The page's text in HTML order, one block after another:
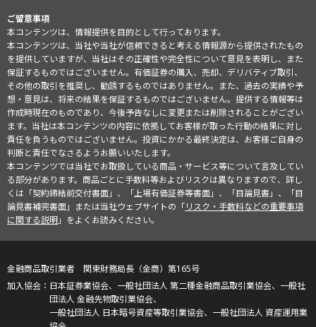
ご留意事項
本コンテンツは、情報提供を目的として行っております。
本コンテンツは、当社や当社が信頼できると考える情報源から提供されたもの
を提供していますが、当社はその正確性や完全性について意見を表明し、また
保証するものではございません。有価証券の購入、売却、デリバティブ取引、
その他の取引を推奨し、勧誘するものではありません。また、過去の実績や予
想・意見は、将来の結果を保証するものではございません。提供する情報等は
作成時現在のものであり、今後予告なしに変更または削除されることがござい
ます。当社は本コンテンツの内容に依拠してお客様が取った行動の結果に対し
責任を負うものではございません。投資にかかる最終決定は、お客様ご自身の
判断と責任でなさるようお願いいたします。
本コンテンツでは当社でお取扱している商品・サービス等について言及してい
る部分があります。商品ごとに手数料等およびリスクは異なりますので、詳し
くは「契約締結前交付書面」、「上場有価証券等書面」、「目論見書」、「目
論見書補完書面」または当社ウェブサイトの「リスク・手数料などの重要事項
に関する説明」をよくお読みください。
金融商品取引業者 関東財務局長（金商）第165号
日本証券業協会、一般社団法人 第二種金融商品取引業協会、一般社
団法人 金融先物取引業協会、
一般社団法人 日本暗号資産等取引業協会、一般社団法人 資産運用業